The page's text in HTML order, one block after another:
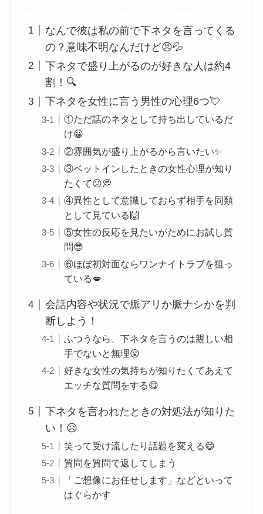
なんで彼は私の前で下ネタを言ってくる
の？意味不明なんだけど😣💦
下ネタで盛り上がるのが好きな人は約4
割！🔍
下ネタを女性に言う男性の心理6つ💘
①ただ話のネタとして持ち出しているだ
け😀
②雰囲気が盛り上がるから言いたい✨
③ベットインしたときの女性心理が知り
たくて😕💭
④異性として意識しておらず相手を同類
として見ている🙌
⑤女性の反応を見たいがためにお試し質
問😎
⑥ほぼ初対面ならワンナイトラブを狙っ
ている💋
会話内容や状況で脈アリか脈ナシかを判
断しよう！
ふつうなら、下ネタを言うのは親しい相
手でないと無理😮
好きな女性の気持ちが知りたくてあえて
エッチな質問をする😋
下ネタを言われたときの対処法が知りた
い！😥
笑って受け流したり話題を変える😄
質問を質問で返してしまう
「ご想像にお任せします」などといって
はぐらかす